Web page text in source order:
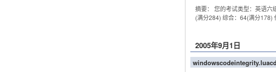
摘要： 您的考试类型：英语
(满分284) 综合：64(满分178)
2005年9月1日